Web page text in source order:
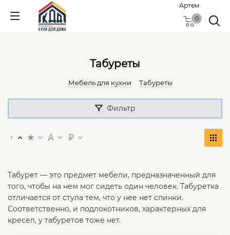
Артем
0
Табуреты
Мебель для кухни Табуреты
Фильтр
Табурет — это предмет мебели, предназначенный для
того, чтобы на нем мог сидеть один человек. Табуретка
отличается от стула тем, что у нее нет спинки.
Соответственно, и подлокотников, характерных для
кресел, у табуретов тоже нет.